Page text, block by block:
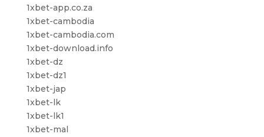
1xbet-app.co.za
1xbet-cambodia
1xbet-cambodia.com
1xbet-download.info
1xbet-dz
1xbet-dz1
1xbet-jap
1xbet-lk
1xbet-lk1
1xbet-mal